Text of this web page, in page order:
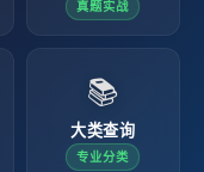
真题实战
📚
大类查询
专业分类